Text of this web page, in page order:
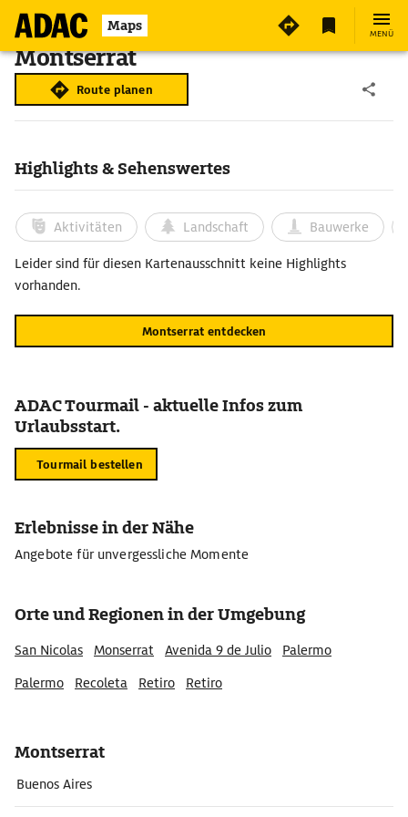
Maps MENÜ
Montserrat
Route planen
Highlights & Sehenswertes
Aktivitäten Landschaft Bauwerke
Leider sind für diesen Kartenausschnitt keine Highlights
vorhanden.
Montserrat entdecken
ADAC Tourmail - aktuelle Infos zum
Urlaubsstart.
Tourmail bestellen
Erlebnisse in der Nähe
Angebote für unvergessliche Momente
Orte und Regionen in der Umgebung
San Nicolas Monserrat Avenida 9 de Julio
Palermo
Palermo
Recoleta Retiro Retiro
Montserrat
Buenos Aires